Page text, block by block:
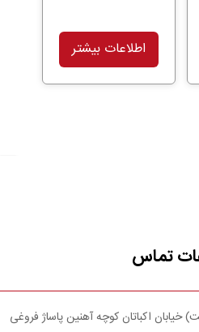
اطلاعات بیشتر
تماس
خیابان اکباتان کوچه آهنین پاساژ فروغی